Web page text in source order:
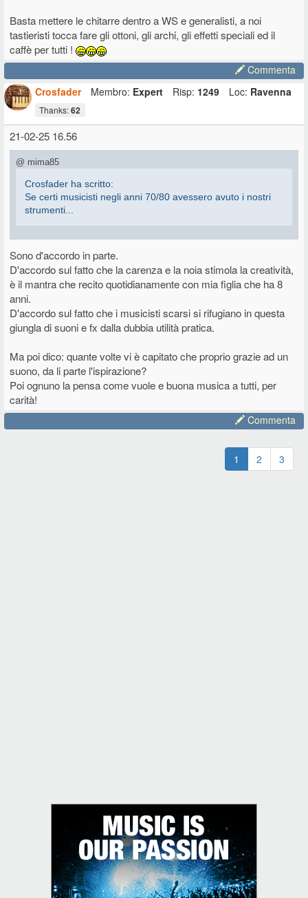
Basta mettere le chitarre dentro a WS e generalisti, a noi
tastieristi tocca fare gli ottoni, gli archi, gli effetti speciali ed il
caffè per tutti !
Commenta
Crosfader
Membro: Expert Risp: 1249 Loc: Ravenna
Thanks:62
21-02-25 16.56
@ mima85
Crosfader ha scritto:
Se certi musicisti negli anni 70/80 avessero avuto i nostri
strumenti...
Non è detto. Tante volte è proprio la limitatezza dei mezzi a stimolare
la creatività e uscirsene con soluzioni geniali per tirar fuori opere
memorabili da mezzi limitati. Al contrario, avere abbondanza di mezzi
e possibilità tecniche spesso è causa di blocchi creativi, perché hai
talmente tanta roba intorno a te da renderti difficile focalizzare le
idee, oppure farti perdere il filo di quello che stai facendo.
sopperire alle carenze tecniche e creative di chi li usa, e i risultati
ottenuti in questi casi non sono nulla di eclatante.
Poi certo, per chi in quegli anni non aveva le possibilità economiche
dei professionisti del mondo della musica, le tastiere tuttofare odierne
Sono d'accordo in parte.
D'accordo sul fatto che la carenza e la noia stimola la creatività,
è il mantra che recito quotidianamente con mia figlia che ha 8
anni.
D'accordo sul fatto che i musicisti scarsi si rifugiano in questa
giungla di suoni e fx dalla dubbia utilità pratica.
Ma poi dico: quante volte vi è capitato che proprio grazie ad un
suono, da li parte l'ispirazione?
Poi ognuno la pensa come vuole e buona musica a tutti, per
carità!
Commenta
1 2 3